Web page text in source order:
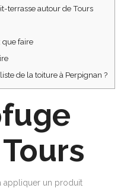
terrasse autour de Tours
que faire
de la toiture à Perpignan ?
appliquer un produit